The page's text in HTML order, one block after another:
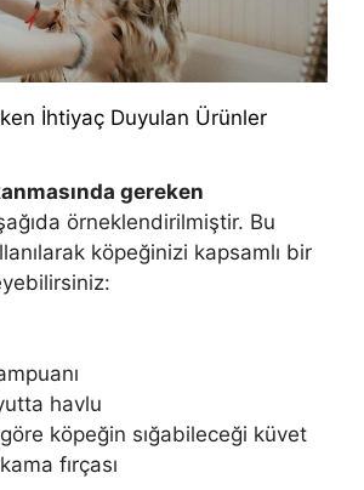
İhtiyaç Duyulan Ürünler
gereken
örneklendirilmiştir. Bu
köpeğinizi kapsamlı bir
havlu
köpeğin sığabileceği küvet
fırçası